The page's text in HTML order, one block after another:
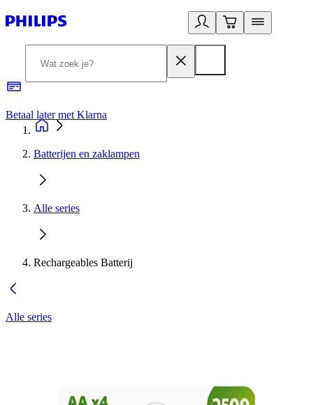
Betaal later met Klarna
Batterijen en zaklampen
Alle series
Rechargeables Batterij
Alle series